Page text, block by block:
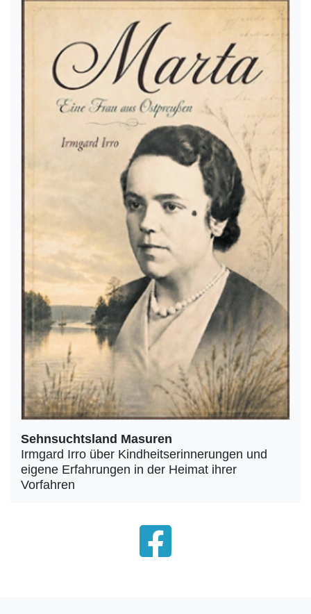
Sehnsuchtsland Masuren
Irmgard Irro über Kindheitserinnerungen und
eigene Erfahrungen in der Heimat ihrer
Vorfahren